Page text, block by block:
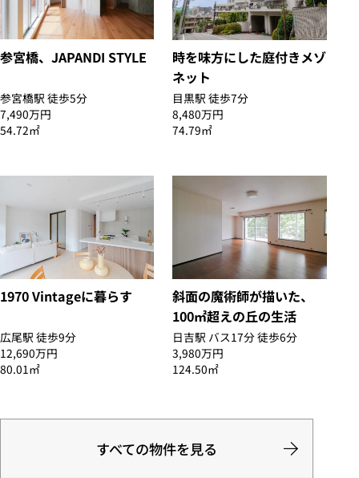
参宮橋、JAPANDI STYLE
参宮橋駅 徒歩5分
7,490万円
54.72㎡
時を味方にした庭付きメゾ
ネット
目黒駅 徒歩7分
8,480万円
74.79㎡
1970 Vintageに暮らす
広尾駅 徒歩9分
12,690万円
80.01㎡
斜面の魔術師が描いた、
100㎡超えの丘の生活
日吉駅 バス17分 徒歩6分
3,980万円
124.50㎡
すべての物件を見る